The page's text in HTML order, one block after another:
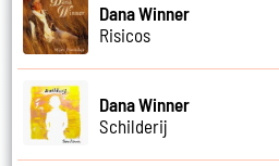
Dana Winner
Risicos
Dana Winner
Schilderij